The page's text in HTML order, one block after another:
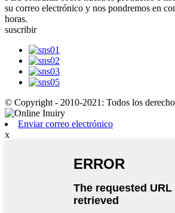
su correo electrónico y nos pondremos en
horas.
suscribir
© Copyright - 2010-2021: Todos los
Enviar correo electrónico
x